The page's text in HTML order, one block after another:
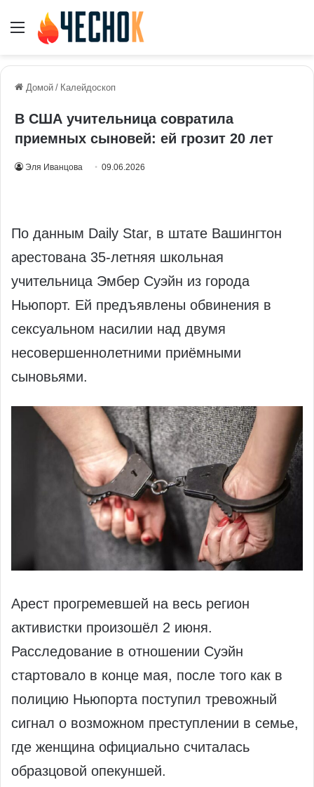
Меню
Домой / Калейдоскоп
В США учительница совратила
приемных сыновей: ей грозит 20 лет
Эля Иванцова 09.06.2026
По данным Daily Star, в штате Вашингтон
арестована 35-летняя школьная
учительница Эмбер Суэйн из города
Ньюпорт. Ей предъявлены обвинения в
сексуальном насилии над двумя
несовершеннолетними приёмными
сыновьями.
Арест прогремевшей на весь регион
активистки произошёл 2 июня.
Расследование в отношении Суэйн
стартовало в конце мая, после того как в
полицию Ньюпорта поступил тревожный
сигнал о возможном преступлении в семье,
где женщина официально считалась
образцовой опекуншей.